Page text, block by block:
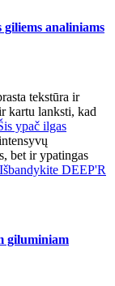
analiniams
tekstūra ir
kartu lanksti, kad
ypač ilgas
bet ir ypatingas
Išbandykite DEEP'R
giluminiam